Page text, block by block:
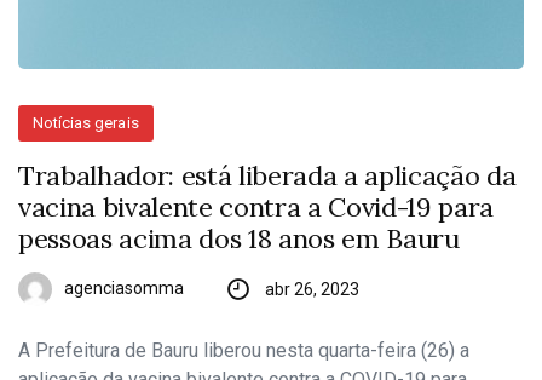
Notícias gerais
Trabalhador: está liberada a aplicação da
vacina bivalente contra a Covid-19 para
pessoas acima dos 18 anos em Bauru
agenciasomma abr 26, 2023
A Prefeitura de Bauru liberou nesta quarta-feira (26) a